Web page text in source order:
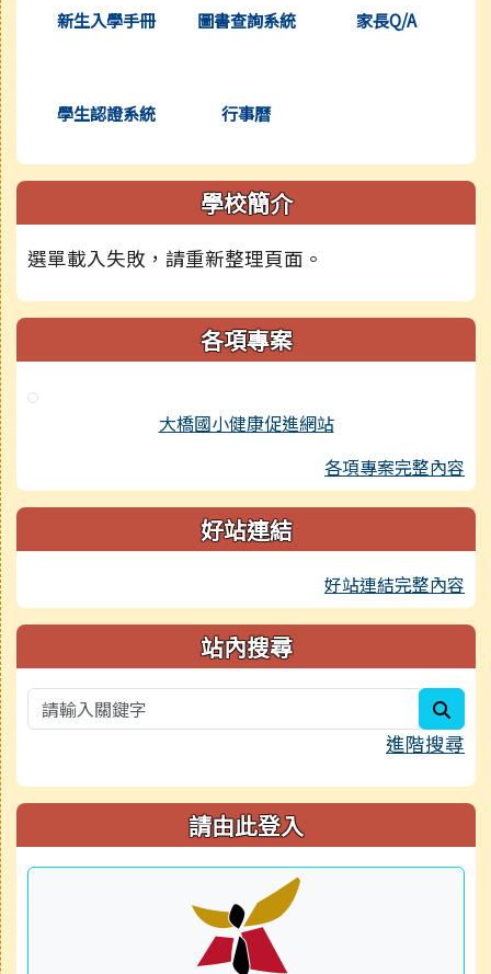
新生入學手冊 圖書查詢系統 家長Q/A
學生認證系統 行事曆
學校簡介
選單載入失敗，請重新整理頁面。
各項專案
大橋國小健康促進網站
各項專案完整內容
好站連結
好站連結完整內容
站內搜尋
進階搜尋
請由此登入